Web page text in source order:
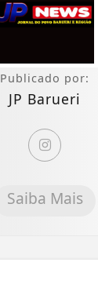
Publicado por:
JP Barueri
Saiba Mais